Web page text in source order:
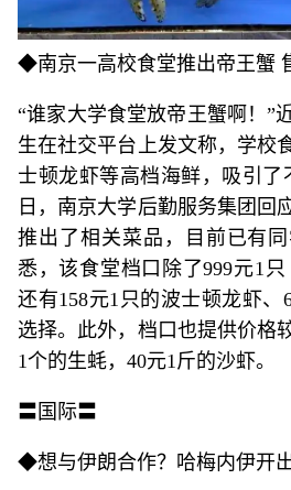
◆南京一高校食堂推出帝王蟹
“谁家大学食堂放帝王蟹啊！”
生在社交平台上发文称，学校
士顿龙虾等高档海鲜，吸引了
日，南京大学后勤服务集团回
推出了相关菜品，目前已有
悉，该食堂档口除了999元1只
还有158元1只的波士顿龙虾、
选择。此外，档口也提供价格
1个的生蚝，40元1斤的沙虾。
〓国际〓
◆想与伊朗合作？哈梅内伊开